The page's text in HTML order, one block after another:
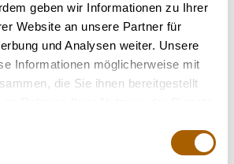
geben wir Informationen zu Ihrer
Website an unsere Partner für
und Analysen weiter. Unsere
Informationen möglicherweise mit
die Sie ihnen bereitgestellt
α-Humulen, β-Caryophyllen, α-